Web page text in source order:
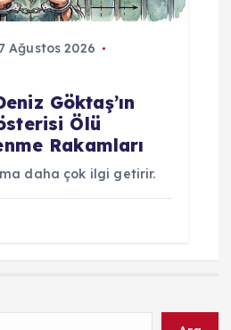
Ağustos 2026
Göktaş’ın
Ölü
Rakamları
daha çok ilgi getirir.